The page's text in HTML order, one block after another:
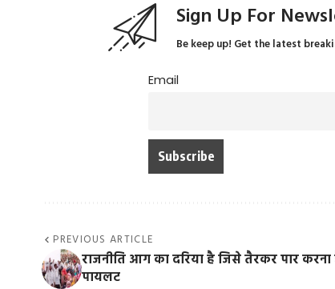
Sign Up For
Be keep up! Get the latest
Email
PREVIOUS ARTICLE
राजनीति आग का दरिया है जिसे तैरकर पार करना
पायलट